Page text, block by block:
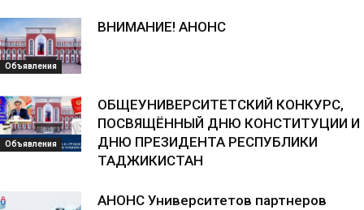
Объявления
ВНИМАНИЕ! АНОНС
Объявления
ОБЩЕУНИВЕРСИТЕТСКИЙ КОНКУРС,
ПОСВЯЩЁННЫЙ ДНЮ КОНСТИТУЦИИ И
ДНЮ ПРЕЗИДЕНТА РЕСПУБЛИКИ
ТАДЖИКИСТАН
АНОНС Университетов партнеров